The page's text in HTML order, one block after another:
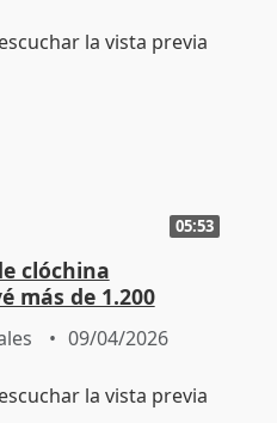
05:53
clóchina
más de 1.200
09/04/2026